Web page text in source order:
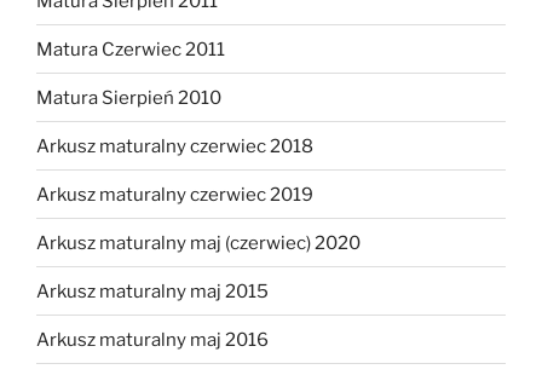
Matura Czerwiec 2011
Matura Sierpień 2010
Arkusz maturalny czerwiec 2018
Arkusz maturalny czerwiec 2019
Arkusz maturalny maj (czerwiec) 2020
Arkusz maturalny maj 2015
Arkusz maturalny maj 2016